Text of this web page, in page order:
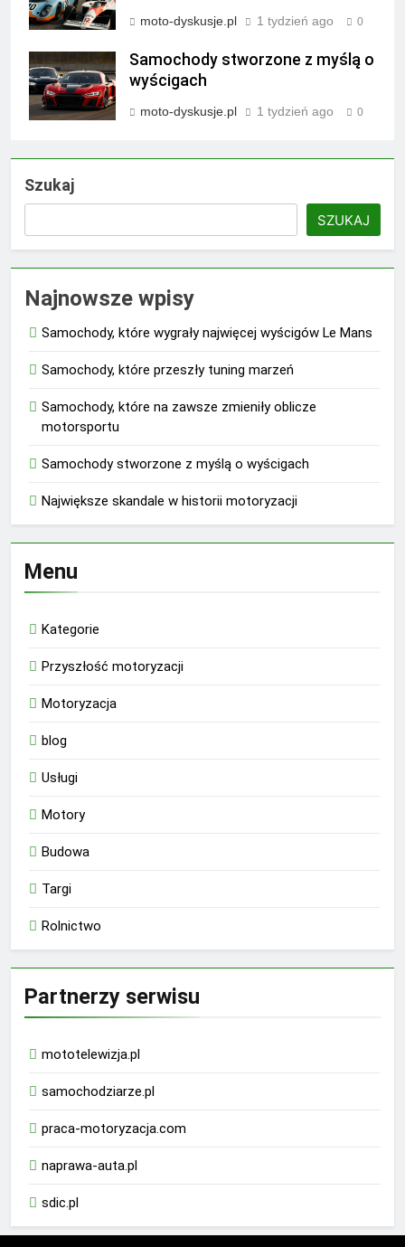
moto-dyskusje.pl 1 tydzień ago 0
Samochody stworzone z myślą o
wyścigach
moto-dyskusje.pl 1 tydzień ago 0
Szukaj
SZUKAJ
Najnowsze wpisy
Samochody, które wygrały najwięcej wyścigów Le Mans
Samochody, które przeszły tuning marzeń
Samochody, które na zawsze zmieniły oblicze
motorsportu
Samochody stworzone z myślą o wyścigach
Największe skandale w historii motoryzacji
Menu
Kategorie
Przyszłość motoryzacji
Motoryzacja
blog
Usługi
Motory
Budowa
Targi
Rolnictwo
Partnerzy serwisu
mototelewizja.pl
samochodziarze.pl
praca-motoryzacja.com
naprawa-auta.pl
sdic.pl